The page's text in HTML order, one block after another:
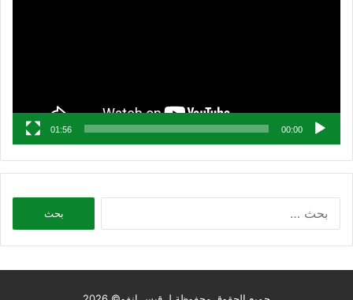
00:00
01:56